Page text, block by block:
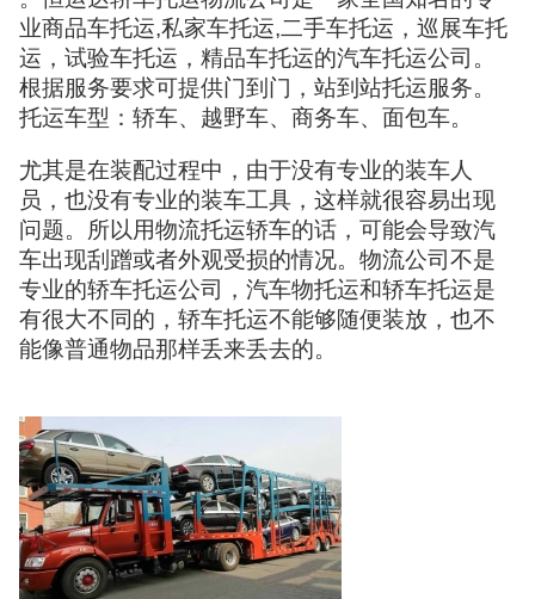
业商品车托运,私家车托运,二手车托运，巡展车托
运，试验车托运，精品车托运的汽车托运公司。
根据服务要求可提供门到门，站到站托运服务。
托运车型：轿车、越野车、商务车、面包车。
尤其是在装配过程中，由于没有专业的装车人
员，也没有专业的装车工具，这样就很容易出现
问题。所以用物流托运轿车的话，可能会导致汽
车出现刮蹭或者外观受损的情况。物流公司不是
专业的轿车托运公司，汽车物托运和轿车托运是
有很大不同的，轿车托运不能够随便装放，也不
能像普通物品那样丢来丢去的。